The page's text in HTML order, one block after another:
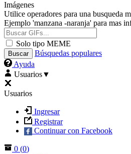
Imágenes
Utilice operadores para una busqueda
Ejemplo 'manzana -naranja' para mas
Solo tipo MEME
Búsquedas populares
Ayuda
Usuarios▼
Usuarios
Ingresar
Registrar
Continuar con Facebook
0 (0)